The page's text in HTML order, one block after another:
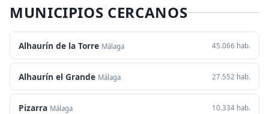
MUNICIPIOS CERCANOS
Alhaurín de la Torre Málaga 45.066 hab.
Alhaurín el Grande Málaga 27.552 hab.
Pizarra Málaga 10.334 hab.